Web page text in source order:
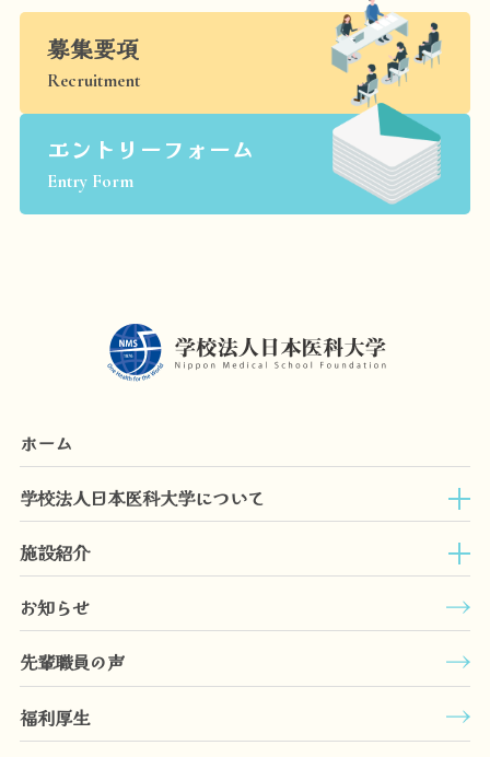
募集要項
Recruitment
エントリーフォーム
Entry Form
ホーム
学校法人日本医科大学について
施設紹介
お知らせ
先輩職員の声
福利厚生